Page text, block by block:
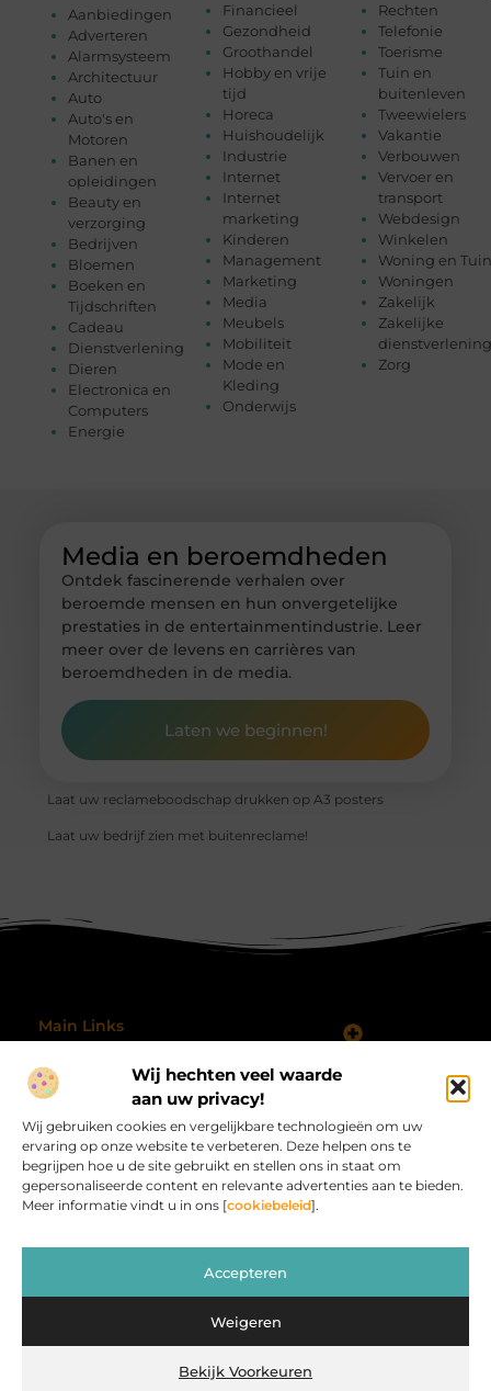
Wij hechten veel waarde
aan uw privacy!
Wij gebruiken cookies en vergelijkbare technologieën om uw
ervaring op onze website te verbeteren. Deze helpen ons te
begrijpen hoe u de site gebruikt en stellen ons in staat om
gepersonaliseerde content en relevante advertenties aan te bieden.
Meer informatie vindt u in ons [cookiebeleid].
Accepteren
Weigeren
Bekijk Voorkeuren
Aanbiedingen
Adverteren
Alarmsysteem
Architectuur
Auto
Auto's en
Motoren
Banen en
opleidingen
Beauty en
verzorging
Bedrijven
Bloemen
Boeken en
Tijdschriften
Cadeau
Dienstverlening
Dieren
Electronica en
Computers
Energie
Financieel
Gezondheid
Groothandel
Hobby en vrije
tijd
Horeca
Huishoudelijk
Industrie
Internet
Internet
marketing
Kinderen
Management
Marketing
Media
Meubels
Mobiliteit
Mode en
Kleding
Onderwijs
Rechten
Telefonie
Toerisme
Tuin en
buitenleven
Tweewielers
Vakantie
Verbouwen
Vervoer en
transport
Webdesign
Winkelen
Woning en Tuin
Woningen
Zakelijk
Zakelijke
dienstverlening
Zorg
Media en beroemdheden
Ontdek fascinerende verhalen over
beroemde mensen en hun onvergetelijke
prestaties in de entertainmentindustrie. Leer
meer over de levens en carrières van
beroemdheden in de media.
Laten we beginnen!
Laat uw reclameboodschap drukken op A3 posters
Laat uw bedrijf zien met buitenreclame!
Main Links
@2025 All Right Reserved.
www.procardvlinders.nl.
Bericht categorie
Procardvlinders.nl – Jouw bron van inspirerende
inspireren.